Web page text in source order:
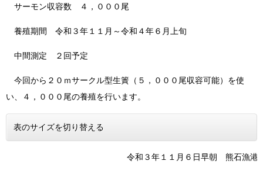
サーモン収容数 ４，０００尾
養殖期間 令和３年１１月～令和４年６月上旬
中間測定 ２回予定
今回から２０ｍサークル型生簀（５，０００尾収容可能）を使
い、４，０００尾の養殖を行います。
表のサイズを切り替える
令和３年１１月６日早朝 熊石漁港